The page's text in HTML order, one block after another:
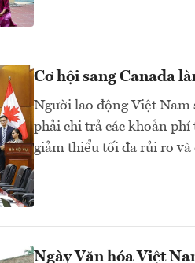
Cơ hội sang Canada
Người lao động Việt Nam
phải chi trả các khoản phí
giảm thiểu tối đa rủi ro
Ngày Văn hóa Việt